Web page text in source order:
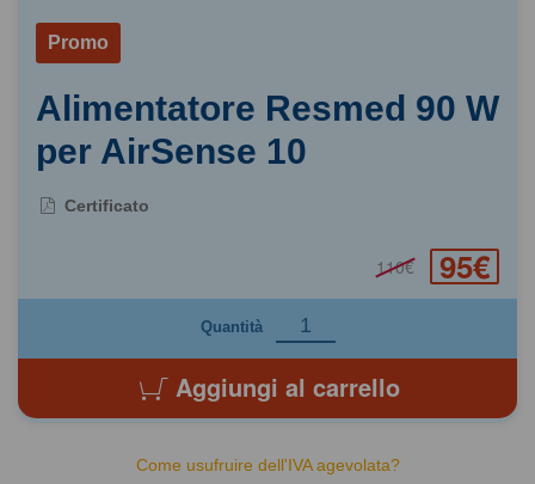
Promo
Alimentatore Resmed 90 W
per AirSense 10
Certificato
110€ 95€
Quantità
Aggiungi al carrello
Come usufruire dell'IVA agevolata?